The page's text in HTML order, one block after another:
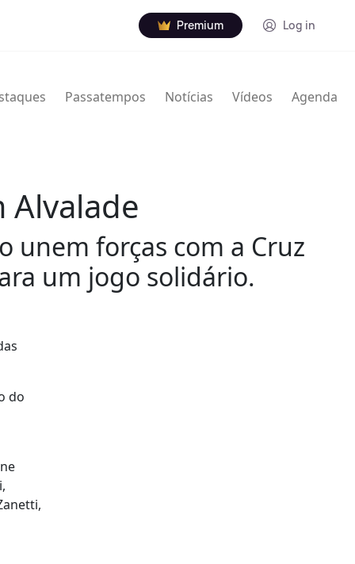
Premium Log in
Passatempos Notícias Vídeos Agenda
unem forças com a Cruz
um jogo solidário.
do